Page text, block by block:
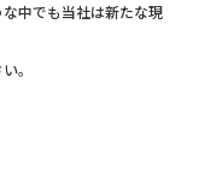
中でも当社は新たな現
。